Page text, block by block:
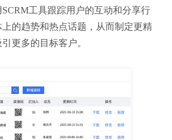
SCRM工具跟踪用户的互动和分享行
的趋势和热点话题，从而制定更精
更多的目标客户。